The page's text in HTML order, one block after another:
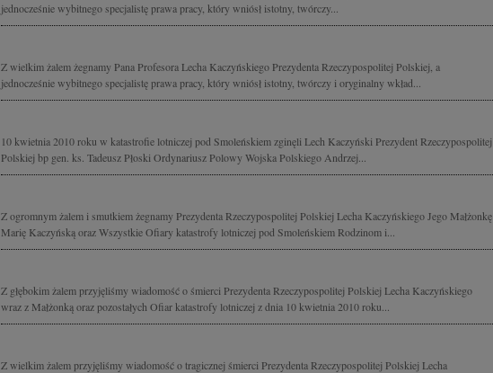
jednocześnie wybitnego specjalistę prawa pracy, który wniósł istotny, twórczy...
Z wielkim żalem żegnamy Pana Profesora Lecha Kaczyńskiego Prezydenta Rzeczypospolitej Polskiej, a
jednocześnie wybitnego specjalistę prawa pracy, który wniósł istotny, twórczy i oryginalny wkład...
10 kwietnia 2010 roku w katastrofie lotniczej pod Smoleńskiem zginęli Lech Kaczyński Prezydent Rzeczypospolitej
Polskiej bp gen. ks. Tadeusz Płoski Ordynariusz Polowy Wojska Polskiego Andrzej...
Z ogromnym żalem i smutkiem żegnamy Prezydenta Rzeczypospolitej Polskiej Lecha Kaczyńskiego Jego Małżonkę
Marię Kaczyńską oraz Wszystkie Ofiary katastrofy lotniczej pod Smoleńskiem Rodzinom i...
Z głębokim żalem przyjęliśmy wiadomość o śmierci Prezydenta Rzeczypospolitej Polskiej Lecha Kaczyńskiego
wraz z Małżonką oraz pozostałych Ofiar katastrofy lotniczej z dnia 10 kwietnia 2010 roku...
Z wielkim żalem przyjęliśmy wiadomość o tragicznej śmierci Prezydenta Rzeczypospolitej Polskiej Lecha